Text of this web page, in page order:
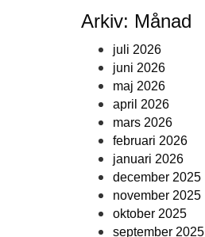
Arkiv: Månad
juli 2026
juni 2026
maj 2026
april 2026
mars 2026
februari 2026
januari 2026
december 2025
november 2025
oktober 2025
september 2025